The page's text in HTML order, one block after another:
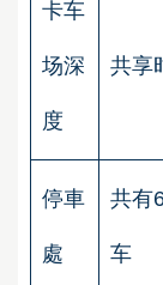
卡车
场深
度
共享
停車
處
共有
车